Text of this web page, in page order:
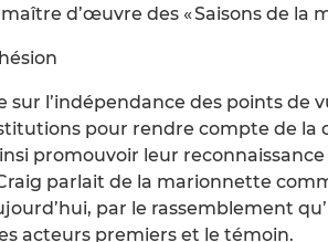
d’œuvre des « Saisons de la
sur l’indépendance des points de
pour rendre compte de la
promouvoir leur
parlait de la marionnette
par le rassemblement
acteurs premiers et le témoin.